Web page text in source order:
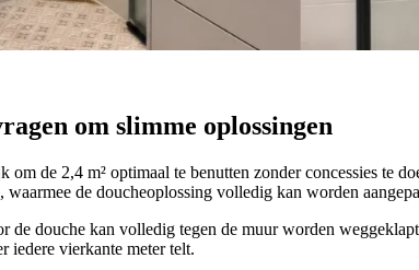
om slimme oplossingen
om de 2,4 m² optimaal te benutten zonder concessies te
waarmee de doucheoplossing volledig kan worden
de douche kan volledig tegen de muur worden
iedere vierkante meter telt.